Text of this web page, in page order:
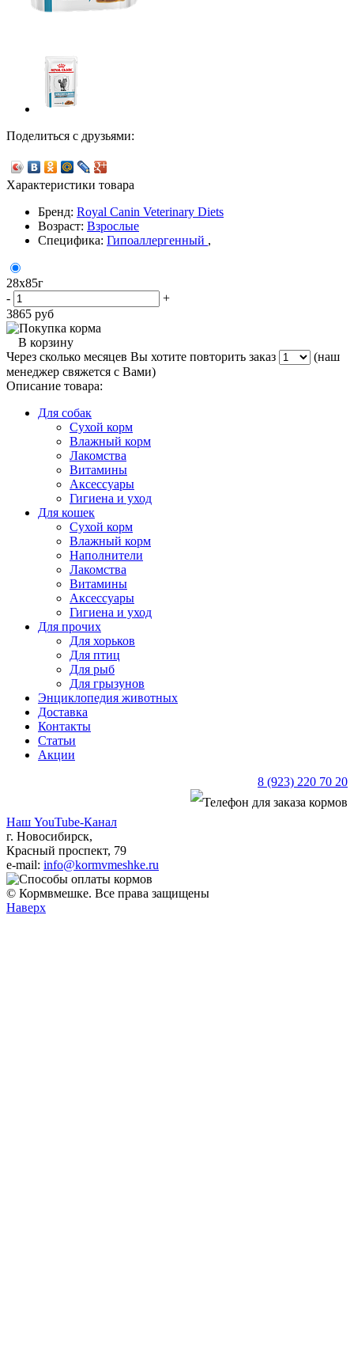
Поделиться с друзьями:
Характеристики товара
Бренд: Royal Canin Veterinary Diets
Возраст: Взрослые
Специфика: Гипоаллергенный ,
28x85г
-
+
3865 руб
В корзину
Через сколько месяцев Вы хотите повторить заказ
(наш
менеджер свяжется с Вами)
Описание товара:
Для собак
Сухой корм
Влажный корм
Лакомства
Витамины
Аксессуары
Гигиена и уход
Для кошек
Сухой корм
Влажный корм
Наполнители
Лакомства
Витамины
Аксессуары
Гигиена и уход
Для прочих
Для хорьков
Для птиц
Для рыб
Для грызунов
Энциклопедия животных
Доставка
Контакты
Статьи
Акции
8 (923) 220 70 20
Наш YouTube-Канал
г. Новосибирск,
Красный проспект, 79
e-mail: info@kormvmeshke.ru
© Кормвмешке. Все права защищены
Наверх